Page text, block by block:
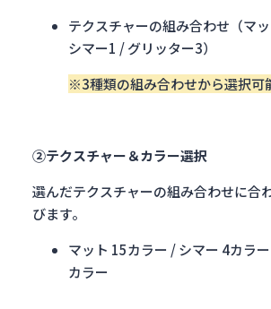
テクスチャーの組み合わせ（マ
シマー1 / グリッター3）
※3種類の組み合わせから選択可
②テクスチャー＆カラー選択
選んだテクスチャーの組み合わせに合
びます。
マット 15カラー / シマー 4カラ
カラー